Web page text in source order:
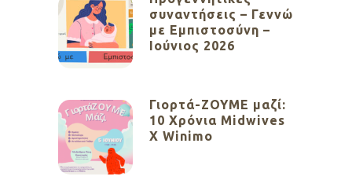
συναντήσεις – Γεννώ
με Εμπιστοσύνη –
Ιούνιος 2026
Γιορτά-ΖΟΥΜΕ μαζί:
10 Χρόνια Midwives
X Winimo